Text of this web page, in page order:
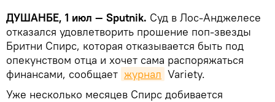
ДУШАНБЕ, 1 июл — Sputnik. Суд в Лос-Анджелесе
отказался удовлетворить прошение поп-звезды
Бритни Спирс, которая отказывается быть под
опекунством отца и хочет сама распоряжаться
финансами, сообщает журнал Variety.
Уже несколько месяцев Спирс добивается